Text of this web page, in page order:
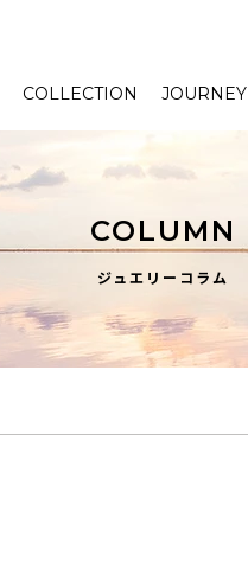
COLLECTION JOURNEY
COLUMN
ジュエリーコラム